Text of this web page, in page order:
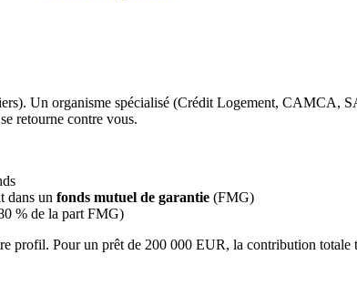
Un organisme spécialisé (Crédit Logement, CAMCA,
retourne contre vous.
dans un fonds mutuel de garantie (FMG)
% de la part FMG)
profil. Pour un prêt de 200 000 EUR, la contribution totale